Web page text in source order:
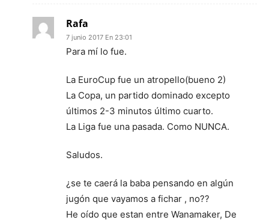
Rafa
7 junio 2017 En 23:01
Para mí lo fue.
La EuroCup fue un atropello(bueno 2)
La Copa, un partido dominado excepto
últimos 2-3 minutos último cuarto.
La Liga fue una pasada. Como NUNCA.
Saludos.
¿se te caerá la baba pensando en algún
jugón que vayamos a fichar , no??
He oído que estan entre Wanamaker, De